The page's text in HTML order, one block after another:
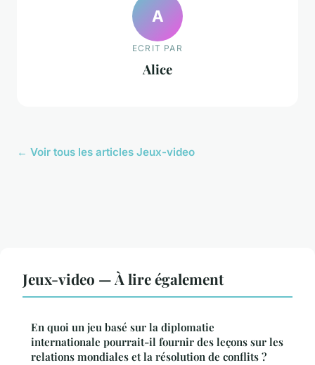
A
ECRIT PAR
Alice
← Voir tous les articles Jeux-video
Jeux-video — À lire également
En quoi un jeu basé sur la diplomatie
internationale pourrait-il fournir des leçons sur les
relations mondiales et la résolution de conflits ?